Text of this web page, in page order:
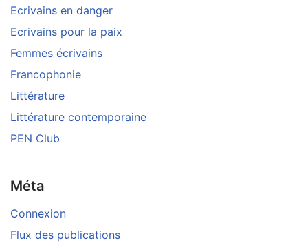
Ecrivains en danger
Ecrivains pour la paix
Femmes écrivains
Francophonie
Littérature
Littérature contemporaine
PEN Club
Méta
Connexion
Flux des publications